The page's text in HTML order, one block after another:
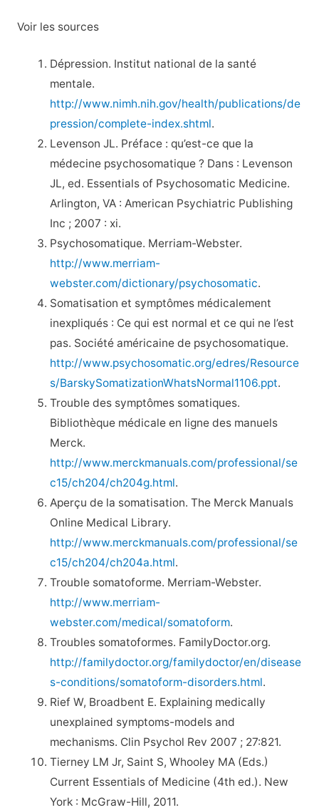
Voir les sources
Dépression. Institut national de la santé
mentale.
http://www.nimh.nih.gov/health/publications/de
pression/complete-index.shtml.
Levenson JL. Préface : qu’est-ce que la
médecine psychosomatique ? Dans : Levenson
JL, ed. Essentials of Psychosomatic Medicine.
Arlington, VA : American Psychiatric Publishing
Inc ; 2007 : xi.
Psychosomatique. Merriam-Webster.
http://www.merriam-
webster.com/dictionary/psychosomatic.
Somatisation et symptômes médicalement
inexpliqués : Ce qui est normal et ce qui ne l’est
pas. Société américaine de psychosomatique.
http://www.psychosomatic.org/edres/Resource
s/BarskySomatizationWhatsNormal1106.ppt.
Trouble des symptômes somatiques.
Bibliothèque médicale en ligne des manuels
Merck.
http://www.merckmanuals.com/professional/se
c15/ch204/ch204g.html.
Aperçu de la somatisation. The Merck Manuals
Online Medical Library.
http://www.merckmanuals.com/professional/se
c15/ch204/ch204a.html.
Trouble somatoforme. Merriam-Webster.
http://www.merriam-
webster.com/medical/somatoform.
Troubles somatoformes. FamilyDoctor.org.
http://familydoctor.org/familydoctor/en/disease
s-conditions/somatoform-disorders.html.
Rief W, Broadbent E. Explaining medically
unexplained symptoms-models and
mechanisms. Clin Psychol Rev 2007 ; 27:821.
Tierney LM Jr, Saint S, Whooley MA (Eds.)
Current Essentials of Medicine (4th ed.). New
York : McGraw-Hill, 2011.